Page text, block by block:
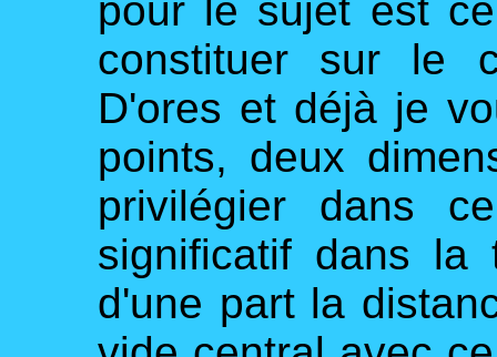
pour le sujet est
constituer sur le
D'ores et déjà je
points, deux
privilégier dans
significatif dans
d'une part la